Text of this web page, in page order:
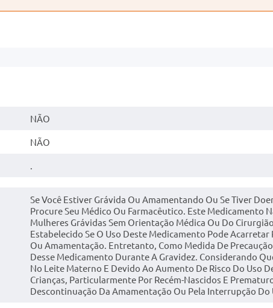
NÃO
NÃO
.
Se Você Estiver Grávida Ou Amamentando Ou Se Tiver
Procure Seu Médico Ou Farmacêutico. Este Medicamento
Mulheres Grávidas Sem Orientação Médica Ou Do
Estabelecido Se O Uso Deste Medicamento Pode Acarretar
Ou Amamentação. Entretanto, Como Medida De
Desse Medicamento Durante A Gravidez. Considerando
No Leite Materno E Devido Ao Aumento De Risco Do Uso
Crianças, Particularmente Por Recém-Nascidos E
Descontinuação Da Amamentação Ou Pela Interrupção Do